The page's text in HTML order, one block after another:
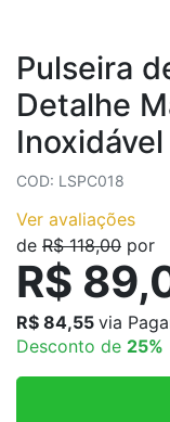
Pulseira
Detalhe
Inoxidável
COD: LSPC018
Ver avaliações
de R$ 118,00 por
R$
R$ 84,55 via
Desconto de 25%